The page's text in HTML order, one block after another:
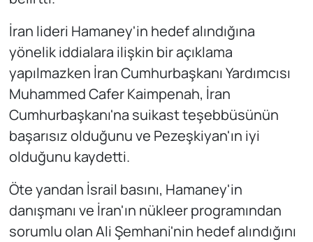
İran lideri Hamaney'in hedef alındığına
yönelik iddialara ilişkin bir açıklama
yapılmazken İran Cumhurbaşkanı Yardımcısı
Muhammed Cafer Kaimpenah, İran
Cumhurbaşkanı'na suikast teşebbüsünün
başarısız olduğunu ve Pezeşkiyan'ın iyi
olduğunu kaydetti.
Öte yandan İsrail basını, Hamaney'in
danışmanı ve İran'ın nükleer programından
sorumlu olan Ali Şemhani'nin hedef alındığını